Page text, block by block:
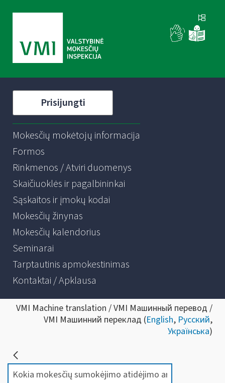
Prisijungti
Mokesčių mokėtojų informacija
Formos
Rinkmenos / Atviri duomenys
Skaičiuoklės ir pagalbininkai
Sąskaitos ir įmokų kodai
Mokesčių žinynas
Mokesčių kalendorius
Seminarai
Tarptautinis apmokestinimas
Kontaktai / Apklausa
VMI Machine translation / VMI Машинный перевод /
VMI Машинний переклад (English, Русский,
Українська)